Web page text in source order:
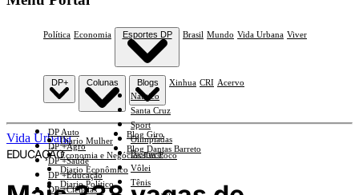
Política Economia Esportes DP
Náutico
Santa Cruz
Sport
Olimpíadas
Basquete
Vôlei
Tênis
Brasil Mundo Vida Urbana Viver
DP+
DP Auto
DP +Agro
DP +Saúde
DP +Educação
DP +Ciências
Colunas
Diario Mulher
Economia e Negócios Em Foco
Diario Econômico
Diario Político
Blogs
Blog Giro
Blog Dantas Barreto
Xinhua CRI Acervo
Vida Urbana
EDUCAÇÃO